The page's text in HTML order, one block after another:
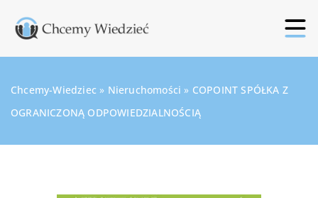
Chcemy-Wiedziec » Nieruchomości » COPOINT SPÓŁKA Z
OGRANICZONĄ ODPOWIEDZIALNOŚCIĄ